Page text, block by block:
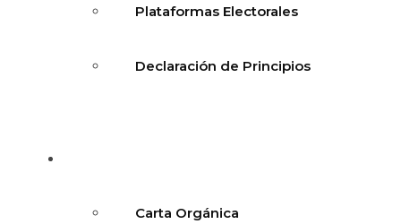
Plataformas Electorales
Declaración de Principios
Carta Orgánica